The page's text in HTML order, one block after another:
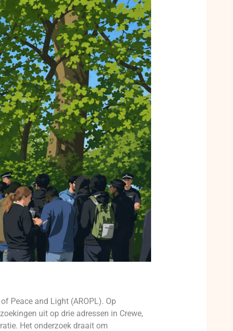
Peace and Light (AROPL). Op
uit op drie adressen in Crewe,
Het onderzoek draait om